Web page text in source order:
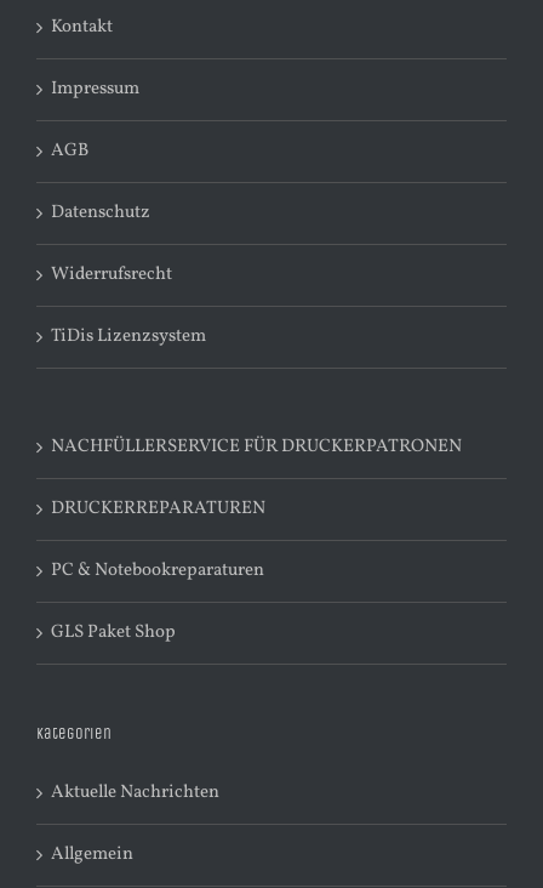
Kontakt
Impressum
AGB
Datenschutz
Widerrufsrecht
TiDis Lizenzsystem
NACHFÜLLERSERVICE FÜR DRUCKERPATRONEN
DRUCKERREPARATUREN
PC & Notebookreparaturen
GLS Paket Shop
Kategorien
Aktuelle Nachrichten
Allgemein